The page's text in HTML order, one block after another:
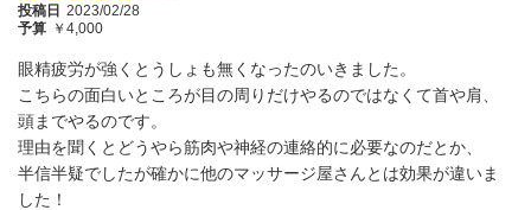
投稿日 2023/02/28
予算 ￥4,000
眼精疲労が強くとうしょも無くなったのいきました。
こちらの面白いところが目の周りだけやるのではなくて首や肩、
頭までやるのです。
理由を聞くとどうやら筋肉や神経の連絡的に必要なのだとか、
半信半疑でしたが確かに他のマッサージ屋さんとは効果が違いま
した！